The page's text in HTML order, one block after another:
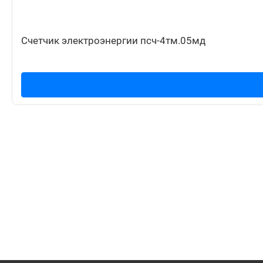
Счетчик электроэнергии псч-4тм.05мд